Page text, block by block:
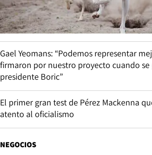
Gael Yeomans: “Podemos representar
firmaron por nuestro proyecto cuando se
presidente Boric”
El primer gran test de Pérez Mackenna
atento al oficialismo
NEGOCIOS